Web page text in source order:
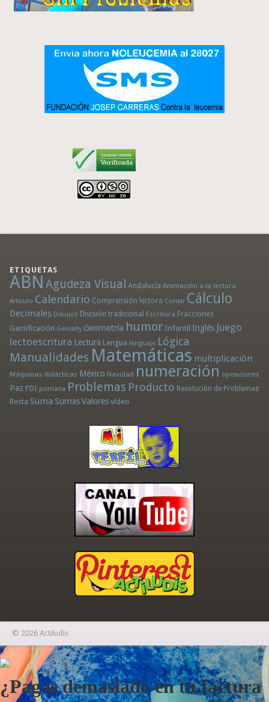
ETIQUETAS
ABN Agudeza Visual Andalucía Animación a la lectura
Artículo Calendario Comprensión lectora Contar Cálculo
Decimales Dibujos División tradicional Escritura Fracciones
Gamificación Genially Geometría humor Infantil Inglés Juego
lectoescritura Lectura Lengua lenguaje Lógica
Manualidades Matemáticas multiplicación
Máquinas didácticas México Navidad numeración operaciones
Paz PDI primaria Problemas Producto Resolución de Problemas
Resta Suma Sumas Valores vídeo
© 2026 Actiludis
×
¿Pagas demasiado en tu factura